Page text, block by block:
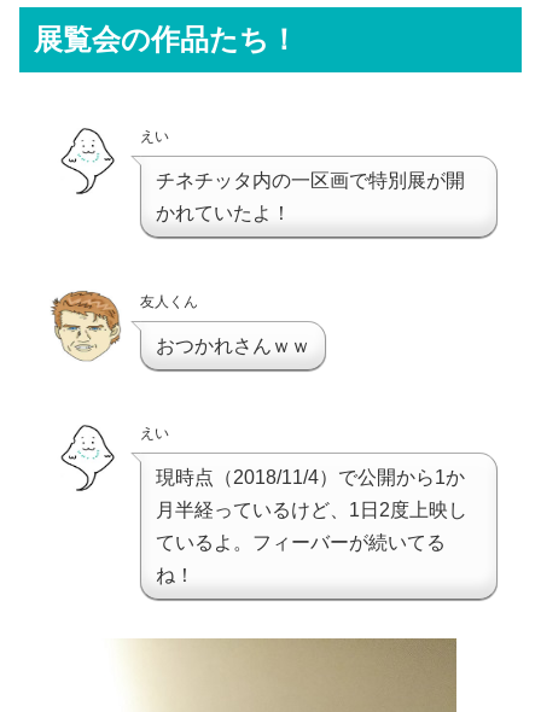
展覧会の作品たち！
えい
チネチッタ内の一区画で特別展が開
かれていたよ！
友人くん
おつかれさんｗｗ
えい
現時点（2018/11/4）で公開から1か
月半経っているけど、1日2度上映し
ているよ。フィーバーが続いてる
ね！